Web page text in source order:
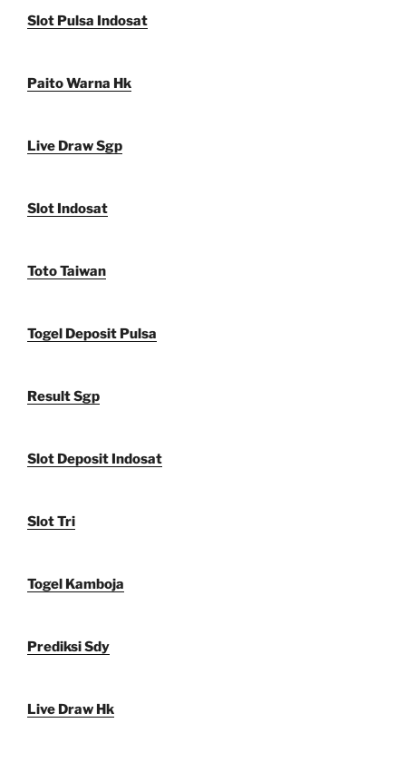
Slot Pulsa Indosat
Paito Warna Hk
Live Draw Sgp
Slot Indosat
Toto Taiwan
Togel Deposit Pulsa
Result Sgp
Slot Deposit Indosat
Slot Tri
Togel Kamboja
Prediksi Sdy
Live Draw Hk